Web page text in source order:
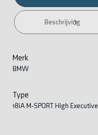
Beschrijving
Merk
BMW
Type
18iA M-SPORT High Executive